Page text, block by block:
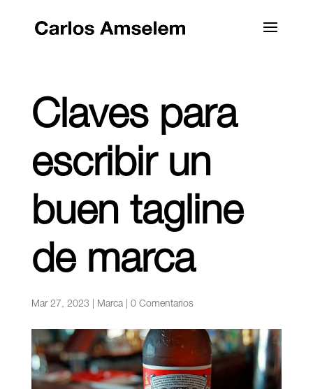
Claves para
escribir un
buen tagline
de marca
Mar 27, 2023 Marca| 0 Comentarios